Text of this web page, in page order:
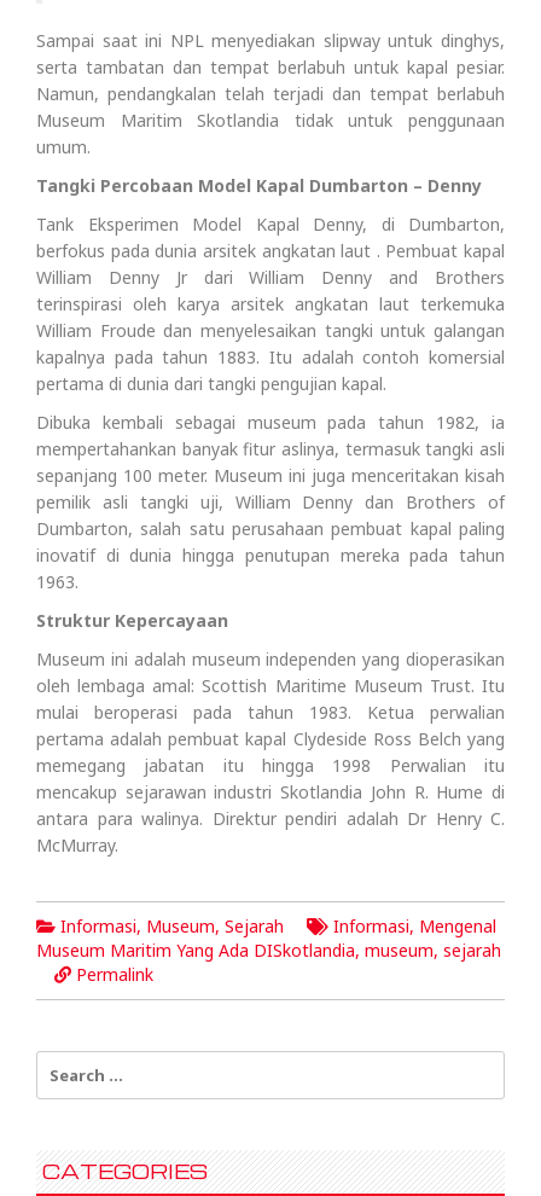
Sampai saat ini NPL menyediakan slipway untuk dinghys,
serta tambatan dan tempat berlabuh untuk kapal pesiar.
Namun, pendangkalan telah terjadi dan tempat berlabuh
Museum Maritim Skotlandia tidak untuk penggunaan
umum.
Tangki Percobaan Model Kapal Dumbarton – Denny
Tank Eksperimen Model Kapal Denny, di Dumbarton,
berfokus pada dunia arsitek angkatan laut . Pembuat kapal
William Denny Jr dari William Denny and Brothers
terinspirasi oleh karya arsitek angkatan laut terkemuka
William Froude dan menyelesaikan tangki untuk galangan
kapalnya pada tahun 1883. Itu adalah contoh komersial
pertama di dunia dari tangki pengujian kapal.
Dibuka kembali sebagai museum pada tahun 1982, ia
mempertahankan banyak fitur aslinya, termasuk tangki asli
sepanjang 100 meter. Museum ini juga menceritakan kisah
pemilik asli tangki uji, William Denny dan Brothers of
Dumbarton, salah satu perusahaan pembuat kapal paling
inovatif di dunia hingga penutupan mereka pada tahun
1963.
Struktur Kepercayaan
Museum ini adalah museum independen yang dioperasikan
oleh lembaga amal: Scottish Maritime Museum Trust. Itu
mulai beroperasi pada tahun 1983. Ketua perwalian
pertama adalah pembuat kapal Clydeside Ross Belch yang
memegang jabatan itu hingga 1998 Perwalian itu
mencakup sejarawan industri Skotlandia John R. Hume di
antara para walinya. Direktur pendiri adalah Dr Henry C.
McMurray.
Informasi, Museum, Sejarah Informasi, Mengenal
Museum Maritim Yang Ada DISkotlandia, museum, sejarah
Permalink
Search
for:
CATEGORIES